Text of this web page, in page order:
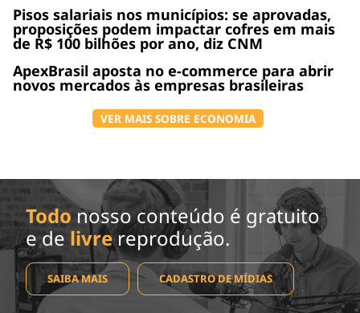
Pisos salariais nos municípios: se aprovadas,
proposições podem impactar cofres em mais
de R$ 100 bilhões por ano, diz CNM
ApexBrasil aposta no e-commerce para abrir
novos mercados às empresas brasileiras
VER MAIS SOBRE ECONOMIA
Todo nosso conteúdo é gratuito
e de livrereprodução.
SAIBA MAIS CADASTRO DE MÍDIAS